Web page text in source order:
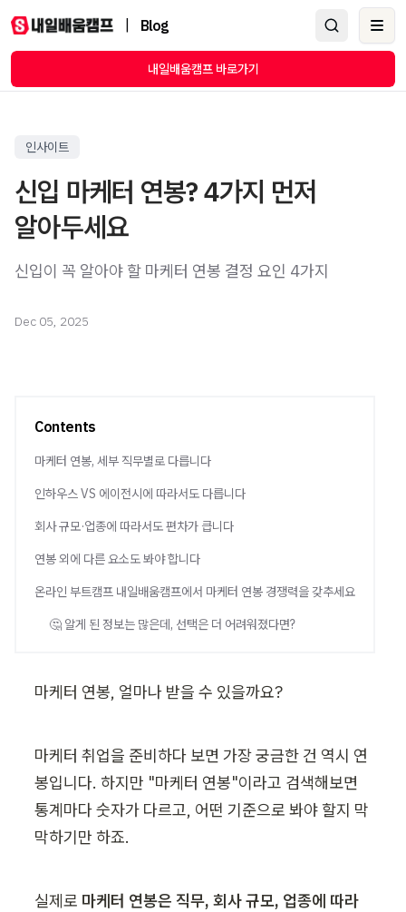
Blog
내일배움캠프 바로가기
인사이트
신입 마케터 연봉? 4가지 먼저
알아두세요
신입이 꼭 알아야 할 마케터 연봉 결정 요인 4가지
Dec 05, 2025
Contents
마케터 연봉, 세부 직무별로 다릅니다
인하우스 VS 에이전시에 따라서도 다릅니다
회사 규모·업종에 따라서도 편차가 큽니다
연봉 외에 다른 요소도 봐야 합니다
온라인 부트캠프 내일배움캠프에서 마케터 연봉 경쟁력을 갖추세요
🤔 알게 된 정보는 많은데, 선택은 더 어려워졌다면?
마케터 연봉, 얼마나 받을 수 있을까요?
마케터 취업을 준비하다 보면 가장 궁금한 건 역시 연
봉입니다. 하지만 "마케터 연봉"이라고 검색해보면
통계마다 숫자가 다르고, 어떤 기준으로 봐야 할지 막
막하기만 하죠.
실제로 마케터 연봉은 직무, 회사 규모, 업종에 따라